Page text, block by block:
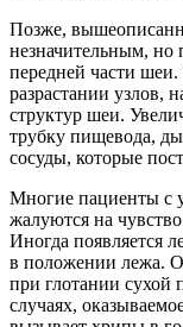
Позже,
незначительным,
передней части
разрастании узлов,
структур шеи.
трубку пищевода,
сосуды, которые
Многие пациенты с
жалуются на
Иногда появляется
в положении лежа.
при глотании
случаях,